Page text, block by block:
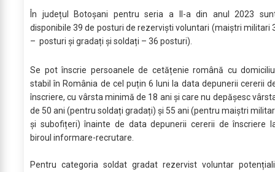
În județul Botoșani pentru seria a II-a din anul 2023
disponibile 39 de posturi de rezerviști voluntari (maiștri militari
– posturi și gradați și soldați – 36 posturi).
Se pot înscrie persoanele de cetățenie română cu
stabil în România de cel puțin 6 luni la data depunerii cererii
înscriere, cu vârsta minimă de 18 ani și care nu depășesc
de 50 ani (pentru soldați gradați) și 55 ani (pentru maiștri
și subofițeri) înainte de data depunerii cererii de înscriere
biroul informare-recrutare.
Pentru categoria soldat gradat rezervist voluntar